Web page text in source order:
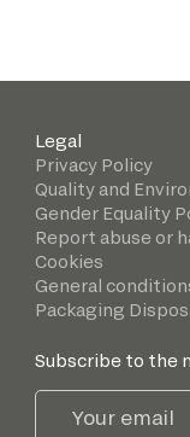
Legal
Privacy Policy
Quality and
Gender Equality
Report abuse or
Cookies
General
Packaging
Subscribe to the